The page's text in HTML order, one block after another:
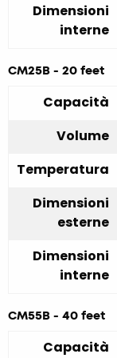
Dimensioni
interne
CM25B - 20 feet
Capacità
Volume
Temperatura
Dimensioni
esterne
Dimensioni
interne
CM55B - 40 feet
Capacità